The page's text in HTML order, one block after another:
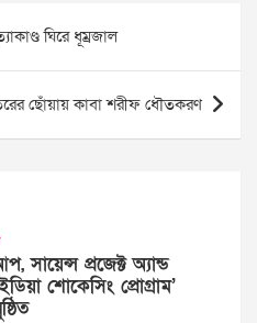
ঘিরে ধূম্রজাল
ছোঁয়ায় কাবা শরীফ ধৌতকরণ
সায়েন্স প্রজেক্ট অ্যান্ড
শোকেসিং প্রোগ্রাম’